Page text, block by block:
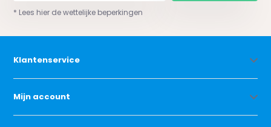
* Lees hier de wettelijke beperkingen
Klantenservice
Mijn account